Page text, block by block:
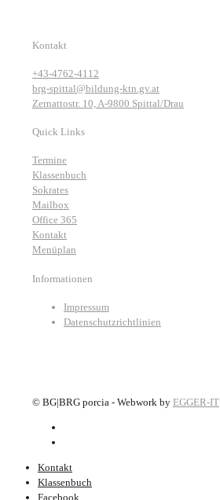
Kontakt
+43-4762-4112
brg-spittal@bildung-ktn.gv.at
Zernattostr. 10, A-9800 Spittal/Drau
Quick Links
Termine
Klassenbuch
Sokrates
Mailbox
Office 365
Kontakt
Menüplan
Informationen
Impressum
Datenschutzrichtlinien
© BG|BRG porcia - Webwork by EGGER-IT
Kontakt
Klassenbuch
Facebook